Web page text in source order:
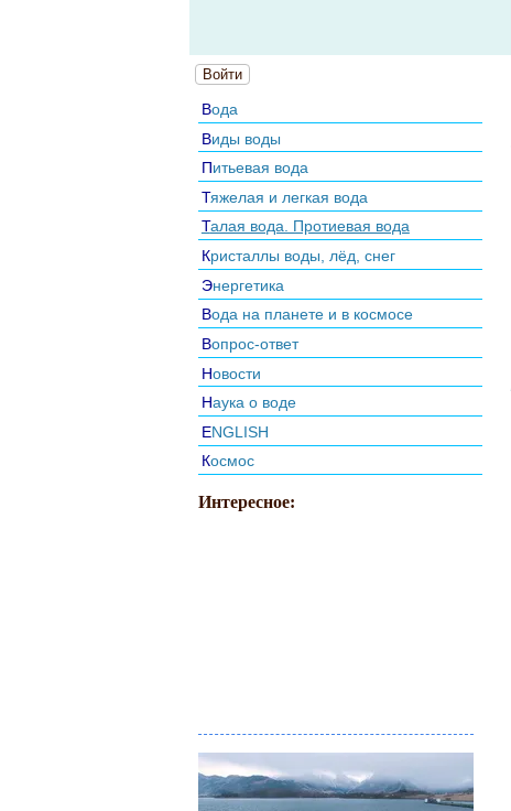
Войти
Вода
Виды воды
Питьевая вода
Тяжелая и легкая вода
Талая вода. Протиевая вода
Кристаллы воды, лёд, снег
Энергетика
Вода на планете и в космосе
Вопрос-ответ
Новости
Наука о воде
ENGLISH
Космос
Интересное: